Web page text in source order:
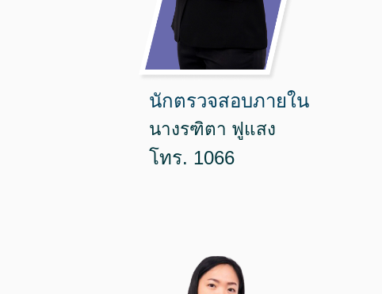
นักตรวจสอบภายใน
นางรฑิตา ฟูแสง
โทร. 1066